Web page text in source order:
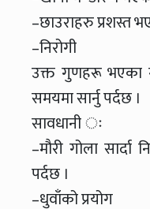
–छाउराहरु प्रशस्त
–निरोगी
उक्त गुणहरू भएका
समयमा सार्नु पर्दछ ।
सावधानी ः
–मौरी गोला सार्दा
पर्दछ ।
–धुवाँको प्रयोग